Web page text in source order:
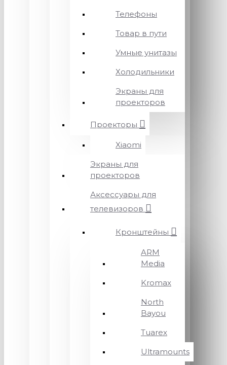
Телефоны
Товар в пути
Умные унитазы
Холодильники
Экраны для
проекторов
Проекторы
Xiaomi
Экраны для
проекторов
Аксессуары для
телевизоров
Кронштейны
ARM
Media
Kromax
North
Bayou
Tuarex
Ultramounts